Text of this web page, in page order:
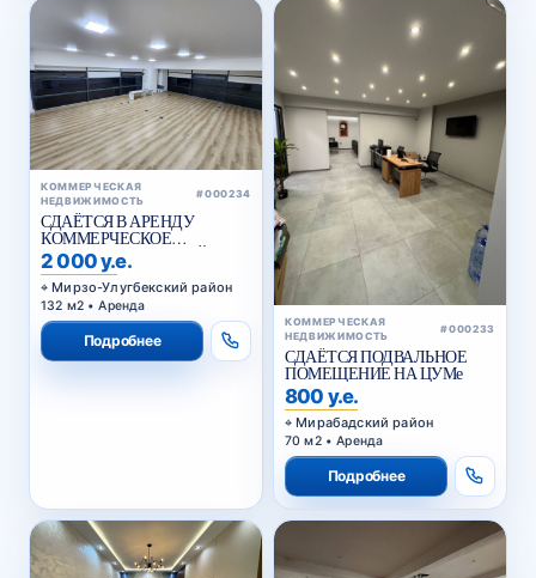
КОММЕРЧЕСКАЯ
НЕДВИЖИМОСТЬ
#000234
СДАЁТСЯ В АРЕНДУ
КОММЕРЧЕСКОЕ
ПОМЕЩЕНИЕ В АКАЙ
СИТИ
2 000 у.е.
Мирзо-Улугбекский район
132 м2 • Аренда
Подробнее
КОММЕРЧЕСКАЯ
НЕДВИЖИМОСТЬ
#000233
СДАЁТСЯ ПОДВАЛЬНОЕ
ПОМЕЩЕНИЕ НА ЦУМе
800 у.е.
Мирабадский район
70 м2 • Аренда
Подробнее